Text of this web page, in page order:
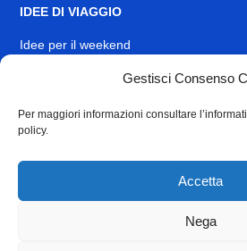
Gestisci Consenso
Per maggiori informazioni consultare
policy.
Accetta
Nega
IDEE DI VIAGGIO
Idee per il weekend
INFO
News
Link Utili